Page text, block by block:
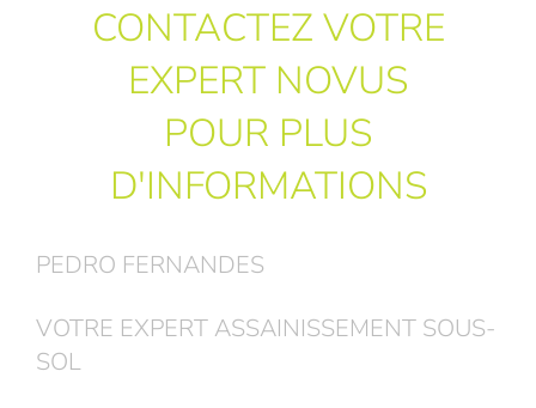
CONTACTEZ VOTRE
EXPERT NOVUS
POUR PLUS
D'INFORMATIONS
PEDRO FERNANDES
VOTRE EXPERT ASSAINISSEMENT SOUS-
SOL